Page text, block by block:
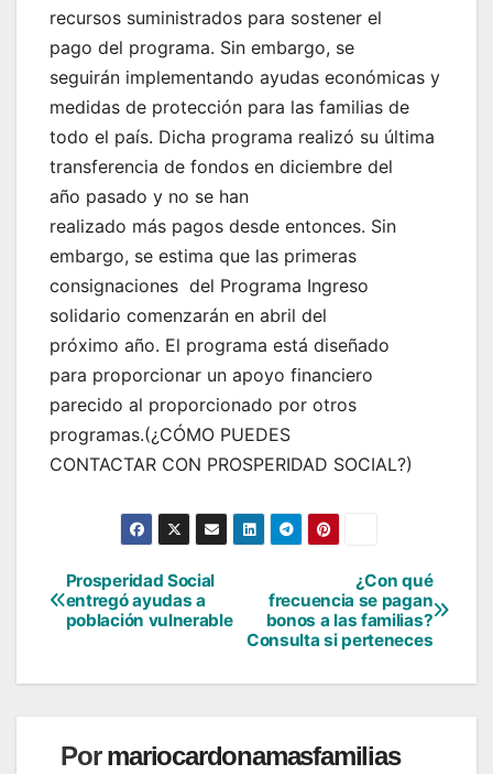
recursos suministrados para sostener el
pago del programa. Sin embargo, se
seguirán implementando ayudas económicas y
medidas de protección para las familias de
todo el país. Dicha programa realizó su última
transferencia de fondos en diciembre del
año pasado y no se han
realizado más pagos desde entonces. Sin
embargo, se estima que las primeras
consignaciones del Programa Ingreso
solidario comenzarán en abril del
próximo año. El programa está diseñado
para proporcionar un apoyo financiero
parecido al proporcionado por otros
programas.(¿CÓMO PUEDES
CONTACTAR CON PROSPERIDAD SOCIAL?)
Navegación
de
entradas
¿Con qué
frecuencia se pagan
bonos a las familias?
Consulta si perteneces
Prosperidad Social
entregó ayudas a
población vulnerable
Pormariocardonamasfamilias